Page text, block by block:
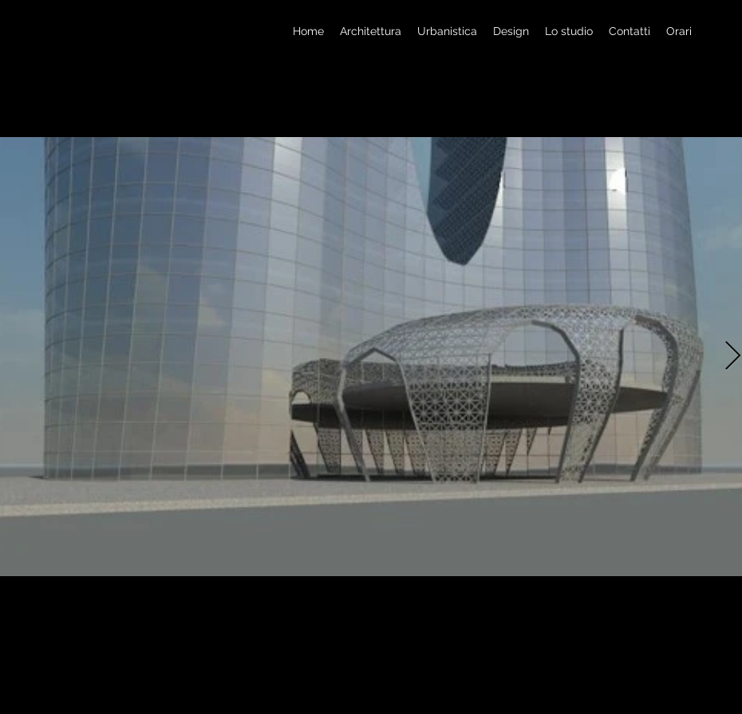
Home Architettura Urbanistica Design Lo studio Contatti Orari
destinazione
nuova Zona
Sao Tome e